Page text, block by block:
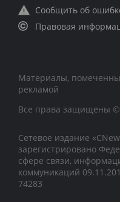
Сообщить об
Правовая
Материалы,
рекламой
Все права защищены ©
Сетевое издание
зарегистрировано
сфере связи,
коммуникаций
74283